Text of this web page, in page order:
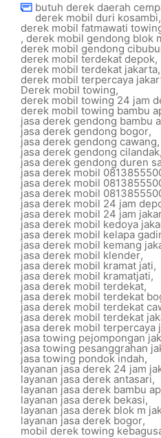
butuh derek daerah
derek mobil duri kosambi,
derek mobil fatmawati
, derek mobil gendong blok
derek mobil gendong
derek mobil terdekat depok,
derek mobil terdekat jakarta,
derek mobil terpercaya
Derek mobil towing,
derek mobil towing 24 jam
derek mobil towing bambu
jasa derek gendong bambu
jasa derek gendong bogor,
jasa derek gendong cawang,
jasa derek gendong cilandak,
jasa derek gendong duren
jasa derek mobil
jasa derek mobil
jasa derek mobil
jasa derek mobil 24 jam
jasa derek mobil 24 jam
jasa derek mobil kedoya
jasa derek mobil kelapa
jasa derek mobil kemang
jasa derek mobil klender,
jasa derek mobil kramat jati,
jasa derek mobil kramatjati,
jasa derek mobil terdekat,
jasa derek mobil terdekat
jasa derek mobil terdekat
jasa derek mobil terdekat
jasa derek mobil terpercaya
jasa towing pejompongan
jasa towing pesanggrahan
jasa towing pondok indah,
layanan jasa derek 24 jam
layanan jasa derek antasari,
layanan jasa derek bambu
layanan jasa derek bekasi,
layanan jasa derek blok m
layanan jasa derek bogor,
mobil derek towing